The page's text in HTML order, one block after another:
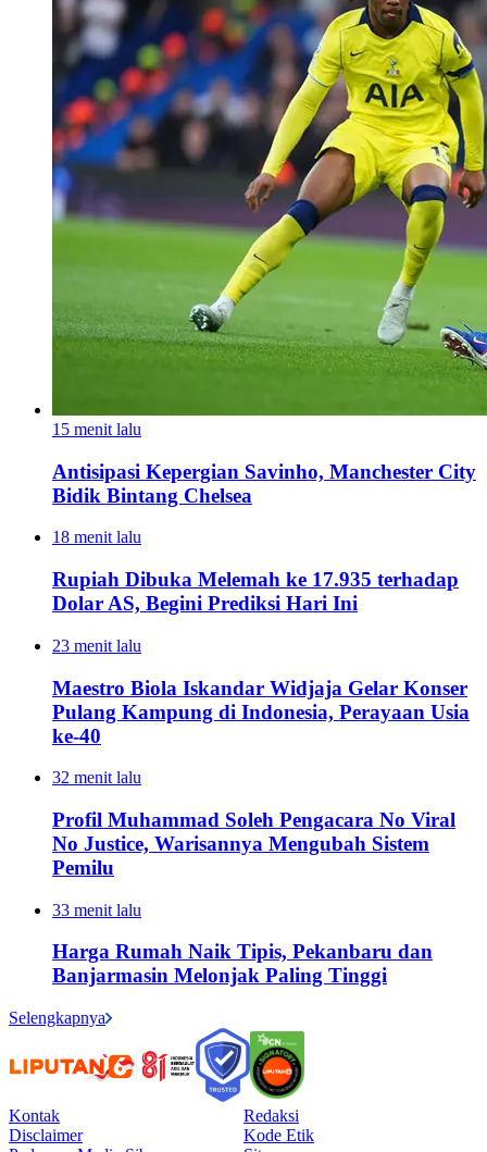
15 menit lalu
Antisipasi Kepergian Savinho, Manchester City
Bidik Bintang Chelsea
18 menit lalu
Rupiah Dibuka Melemah ke 17.935 terhadap
Dolar AS, Begini Prediksi Hari Ini
23 menit lalu
Maestro Biola Iskandar Widjaja Gelar Konser
Pulang Kampung di Indonesia, Perayaan Usia
ke-40
32 menit lalu
Profil Muhammad Soleh Pengacara No Viral
No Justice, Warisannya Mengubah Sistem
Pemilu
33 menit lalu
Harga Rumah Naik Tipis, Pekanbaru dan
Banjarmasin Melonjak Paling Tinggi
Selengkapnya
Kontak
Redaksi
Disclaimer
Kode Etik